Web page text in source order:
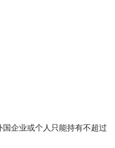
企业或个人只能持有不超过